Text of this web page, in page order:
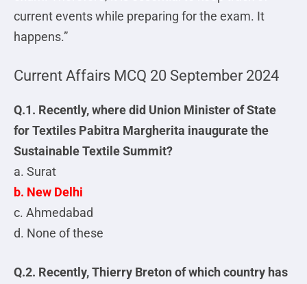
current events while preparing for the exam. It
happens.”
Current Affairs MCQ 20 September 2024
Q.1. Recently, where did Union Minister of State
for Textiles Pabitra Margherita inaugurate the
Sustainable Textile Summit?
a. Surat
b. New Delhi
c. Ahmedabad
d. None of these
Q.2. Recently, Thierry Breton of which country has